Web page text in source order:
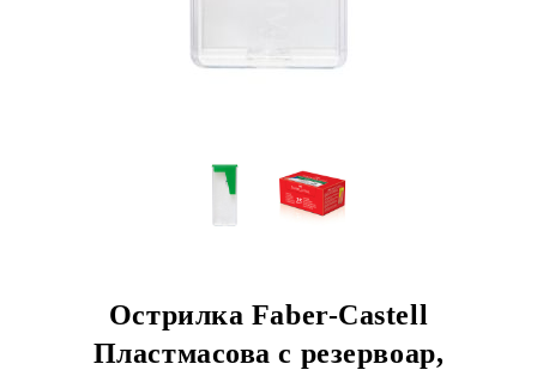
Острилка Faber-Castell
Пластмасова с резервоар,